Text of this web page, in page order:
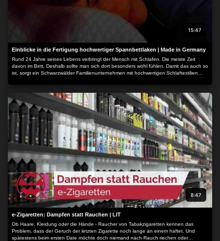
15:47
Einblicke in die Fertigung hochwertiger Spannbettlaken | Made in Germany
Rund 24 Jahre seines Lebens verbringt der Mensch mit Schlafen. Die meiste Zeit
davon im Bett. Deshalb sollte man sich dort besonders wohl fühlen. Damit das auch so
ist, sorgt ein Schwarzwälder Familienunternehmen mit hochwertigen Schlaftextilien
8:47
e-Zigaretten: Dampfen statt Rauchen | LIT
Ob Haare, Kleidung oder die Hände - Raucher von Tabakzigaretten kennen das
Problem, dass der Geruch der letzten Zigarette noch lange an einem haftet. Und
spätestens beim ersten Date möchte doch niemand nach Rauch riechen oder